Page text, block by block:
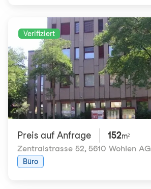
Verifiziert
Preis auf Anfrage 152m²
Zentralstrasse 52, 5610 Wohlen AG
Büro